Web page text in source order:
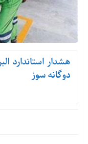
هشدار استاندارد
دوگانه سوز